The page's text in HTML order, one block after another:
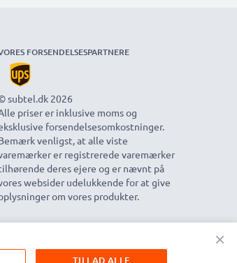
FORSENDELSESPARTNERE
subtel.dk 2026
priser er inklusive moms og
forsendelsesomkostninger.
venligst, at alle viste
er registrerede varemærker
deres ejere og er nævnt på
websider udelukkende for at give
om vores produkter.
×
TILLAD ALLE